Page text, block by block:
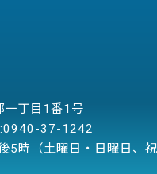
丁目1番1号
37-1242
5時（土曜日・日曜日、